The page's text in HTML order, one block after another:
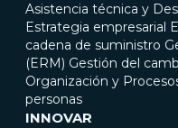
Asistencia técnica y
Estrategia empresarial
cadena de suministro
(ERM) Gestión del
Organización y
personas
INNOVAR